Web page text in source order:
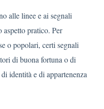
alle linee e ai segnali
pratico. Per
o popolari, certi segnali
di buona fortuna o di
identità e di appartenenza